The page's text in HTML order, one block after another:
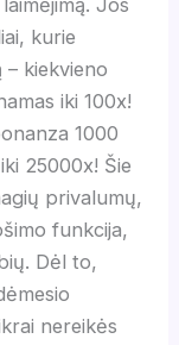
Jos
kurie
– kiekvieno
iki 100x!
1000
25000x! Šie
privalumų,
funkcija,
Dėl to,
nereikės